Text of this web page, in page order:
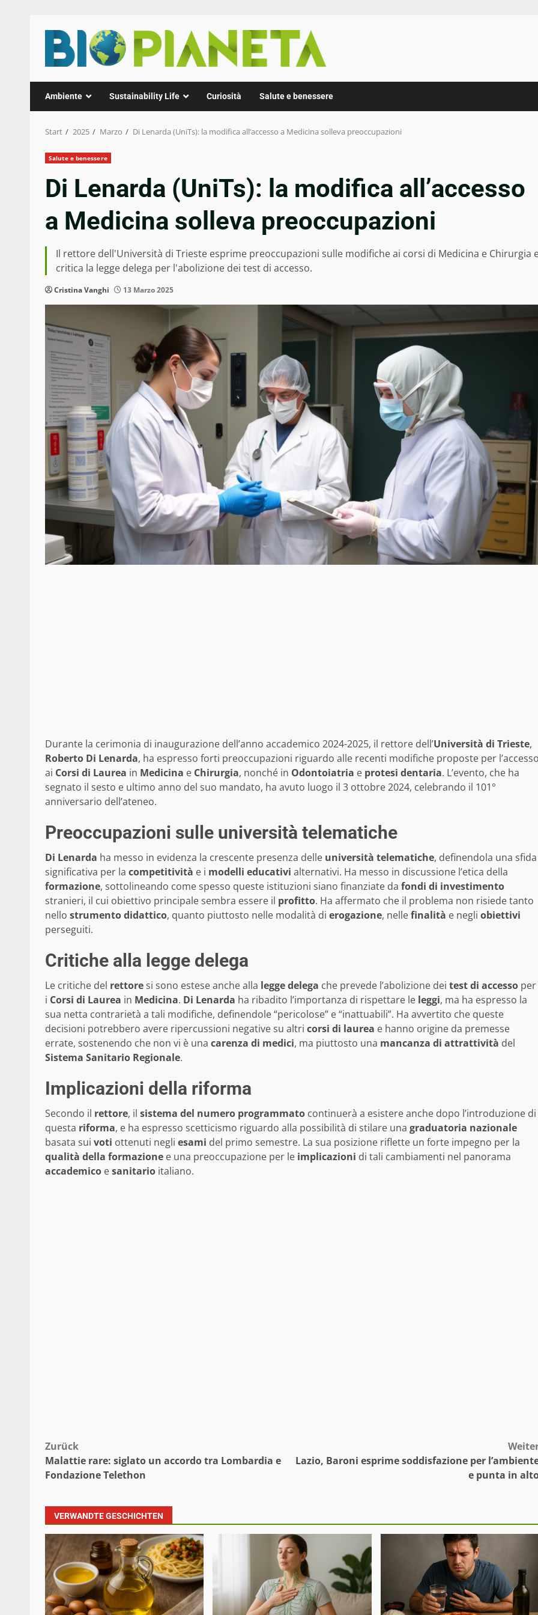
Inhalt
springen
Ambiente Sustainability Life Curiosità Salute e benessere
Start 2025 Marzo Di Lenarda (UniTs): la modifica all’accesso a Medicina solleva preoccupazioni
Salute e benessere
Di Lenarda (UniTs): la modifica all’accesso
a Medicina solleva preoccupazioni
Il rettore dell'Università di Trieste esprime preoccupazioni sulle modifiche ai corsi di Medicina e Chirurgia
critica la legge delega per l'abolizione dei test di accesso.
Cristina Vanghi 13 Marzo 2025
Durante la cerimonia di inaugurazione dell’anno accademico 2024-2025, il rettore dell’Università di Trieste,
Roberto Di Lenarda, ha espresso forti preoccupazioni riguardo alle recenti modifiche proposte per
ai Corsi di Laurea in Medicina e Chirurgia, nonché in Odontoiatria e protesi dentaria. L’evento, che ha
segnato il sesto e ultimo anno del suo mandato, ha avuto luogo il 3 ottobre 2024, celebrando il 101°
anniversario dell’ateneo.
Preoccupazioni sulle università telematiche
Di Lenarda ha messo in evidenza la crescente presenza delle università telematiche, definendola una sfida
significativa per la competitività e i modelli educativi alternativi. Ha messo in discussione l’etica della
formazione, sottolineando come spesso queste istituzioni siano finanziate da fondi di investimento
stranieri, il cui obiettivo principale sembra essere il profitto. Ha affermato che il problema non risiede tanto
nello strumento didattico, quanto piuttosto nelle modalità di erogazione, nellefinalità e negli obiettivi
perseguiti.
Critiche alla legge delega
Le critiche del rettoresi sono estese anche alla legge delega che prevede l’abolizione dei test di accesso per
i Corsi di Laurea in Medicina. Di Lenarda ha ribadito l’importanza di rispettare le leggi, ma ha espresso la
sua netta contrarietà a tali modifiche, definendole “pericolose” e “inattuabili”. Ha avvertito che queste
decisioni potrebbero avere ripercussioni negative su altri corsi di laurea e hanno origine da premesse
errate, sostenendo che non vi è una carenza di medici, ma piuttosto una mancanza di attrattività del
Sistema Sanitario Regionale.
Implicazioni della riforma
Secondo il rettore, il sistema del numero programmato continuerà a esistere anche dopo l’introduzione di
questa riforma, e ha espresso scetticismo riguardo alla possibilità di stilare una graduatoria nazionale
basata sui voti ottenuti negli esami del primo semestre. La sua posizione riflette un forte impegno per la
qualità della formazione e una preoccupazione per le implicazioni di tali cambiamenti nel panorama
accademico esanitario italiano.
Beitragsnavigation
Zurück
Malattie rare: siglato un accordo tra Lombardia e
Fondazione Telethon
Lazio, Baroni esprime soddisfazione per
e punta in
VERWANDTE GESCHICHTEN